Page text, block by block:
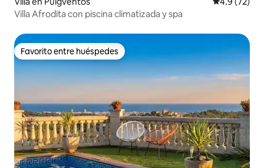
Villa Afrodita con piscina climatizada y spa
Favorito entre huéspedes
Favorito entre huéspedes